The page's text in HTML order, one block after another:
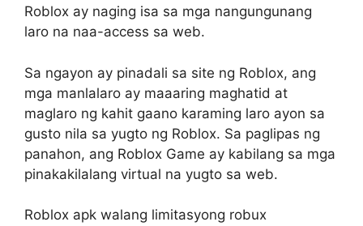
Roblox ay naging isa sa mga nangungunang
laro na naa-access sa web.
Sa ngayon ay pinadali sa site ng Roblox, ang
mga manlalaro ay maaaring maghatid at
maglaro ng kahit gaano karaming laro ayon sa
gusto nila sa yugto ng Roblox. Sa paglipas ng
panahon, ang Roblox Game ay kabilang sa mga
pinakakilalang virtual na yugto sa web.
Roblox apk walang limitasyong robux